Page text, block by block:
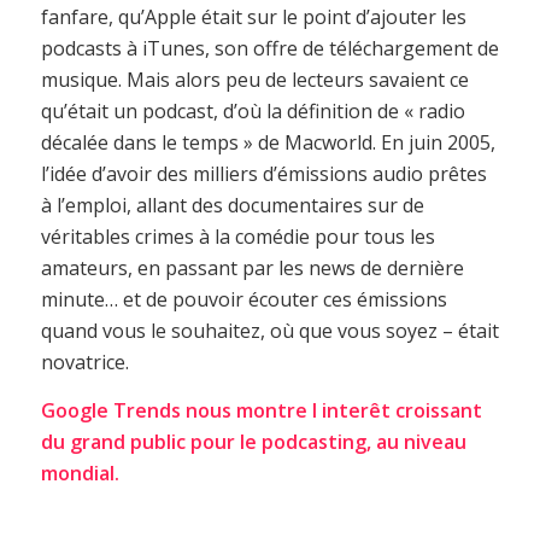
fanfare, qu’Apple était sur le point d’ajouter les
podcasts à iTunes, son offre de téléchargement de
musique. Mais alors peu de lecteurs savaient ce
qu’était un podcast, d’où la définition de « radio
décalée dans le temps » de Macworld. En juin 2005,
l’idée d’avoir des milliers d’émissions audio prêtes
à l’emploi, allant des documentaires sur de
véritables crimes à la comédie pour tous les
amateurs, en passant par les news de dernière
minute… et de pouvoir écouter ces émissions
quand vous le souhaitez, où que vous soyez – était
novatrice.
Google Trends nous montre l interêt croissant
du grand public pour le podcasting, au niveau
mondial.